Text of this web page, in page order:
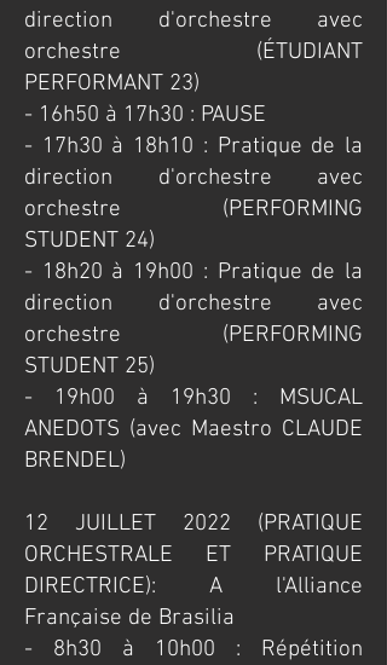
direction d'orchestre avec
orchestre (ÉTUDIANT
PERFORMANT 23)
- 16h50 à 17h30 : PAUSE
- 17h30 à 18h10 : Pratique de la
direction d'orchestre avec
orchestre (PERFORMING
STUDENT 24)
- 18h20 à 19h00 : Pratique de la
direction d'orchestre avec
orchestre (PERFORMING
STUDENT 25)
- 19h00 à 19h30 : MSUCAL
ANEDOTS (avec Maestro CLAUDE
BRENDEL)
​12 JUILLET 2022 (PRATIQUE
ORCHESTRALE ET PRATIQUE
DIRECTRICE): A l'Alliance
Française de Brasilia
​- 8h30 à 10h00 : Répétition